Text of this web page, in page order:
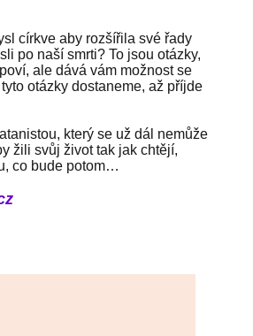
církve aby rozšířila své řady
po naší smrti? To jsou otázky,
ale dává vám možnost se
otázky dostaneme, až příjde
který se už dál nemůže
žili svůj život tak jak chtějí,
co bude potom…